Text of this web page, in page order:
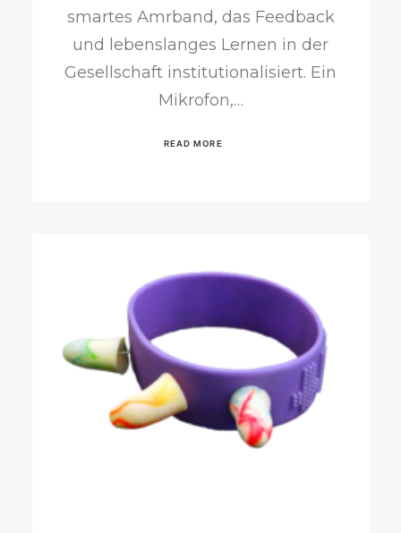
smartes Amrband, das Feedback
und lebenslanges Lernen in der
Gesellschaft institutionalisiert. Ein
Mikrofon,…
READ MORE